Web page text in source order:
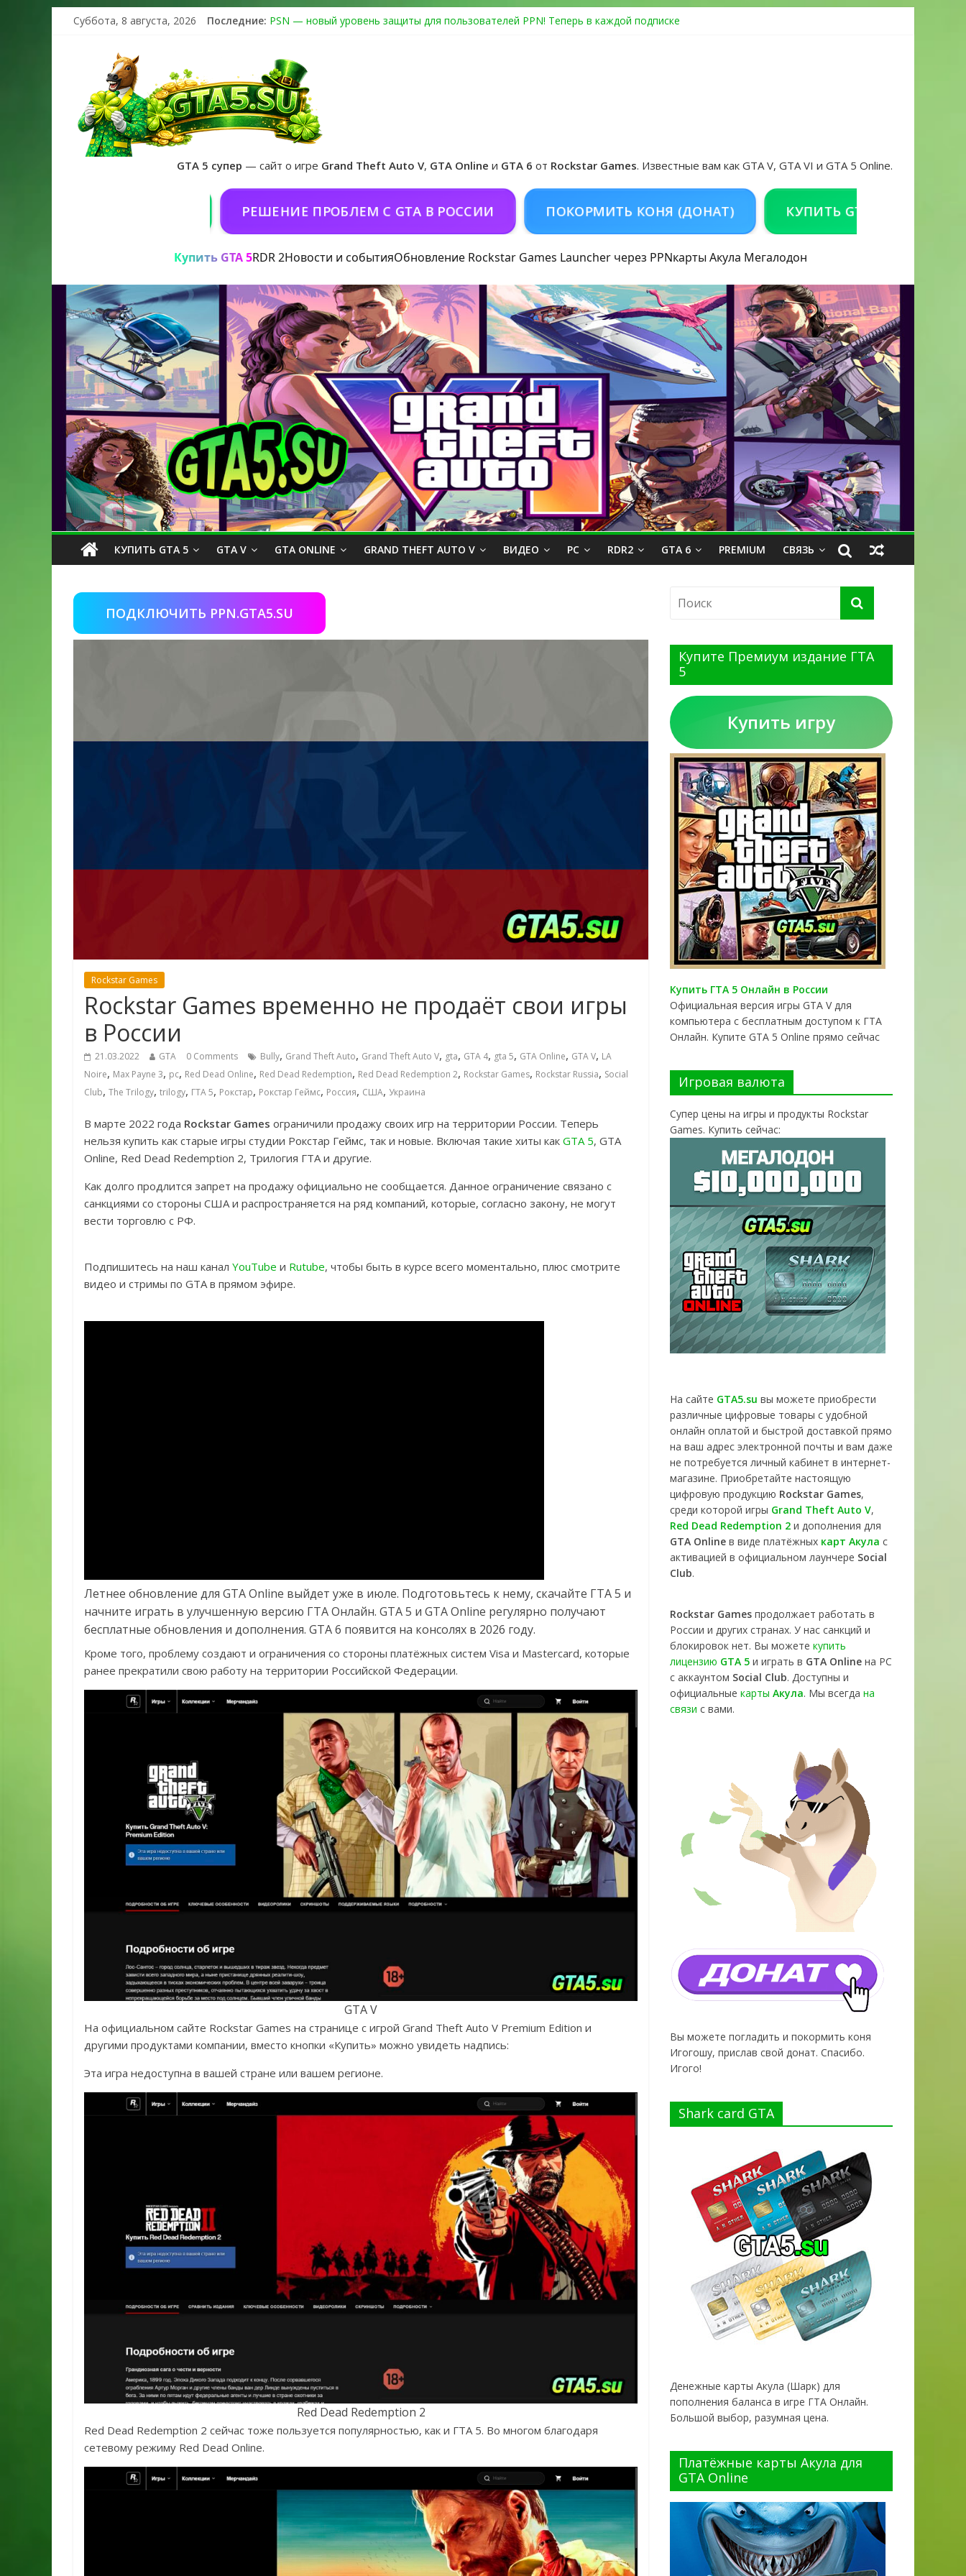
Суббота, 8 августа, 2026 Последние: PSN — новый уровень защиты для пользователей PPN! Теперь в каждой подписке
Получайте особые награды в GTA Online по программе Fine Art Collector
GTA 6 официальная обложка игры и Предзаказ Grand Theft Auto VI
GTA 5 супер — сайт о игре Grand Theft Auto V, GTA Online и GTA 6 от Rockstar Games. Известные вам как GTA V, GTA VI и GTA 5 Online.
РЕШЕНИЕ ПРОБЛЕМ С GTA В РОССИИ ПОКОРМИТЬ КОНЯ (ДОНАТ) КУПИТЬ GTA 5 ONLINE НА PC
Купить GTA 5RDR 2Новости и событияОбновление Rockstar Games Launcher через PPNкарты Акула Мегалодон
КУПИТЬ GTA 5 GTA V GTA ONLINE GRAND THEFT AUTO V ВИДЕО PC RDR2 GTA 6 PREMIUM СВЯЗЬ
ПОДКЛЮЧИТЬ PPN.GTA5.SU
Rockstar Games
Rockstar Games временно не продаёт свои игры
в России
21.03.2022 GTA 0 Comments Bully, Grand Theft Auto, Grand Theft Auto V, gta, GTA 4, gta 5, GTA Online, GTA V, LA
Noire, Max Payne 3, pc, Red Dead Online, Red Dead Redemption, Red Dead Redemption 2, Rockstar Games, Rockstar Russia, Social
Club, The Trilogy, trilogy, ГТА 5, Рокстар, Рокстар Геймс, Россия, США, Украина
В марте 2022 года Rockstar Games ограничили продажу своих игр на территории России. Теперь
нельзя купить как старые игры студии Рокстар Геймс, так и новые. Включая такие хиты как GTA 5, GTA
Online, Red Dead Redemption 2, Трилогия ГТА и другие.
Как долго продлится запрет на продажу официально не сообщается. Данное ограничение связано с
санкциями со стороны США и распространяется на ряд компаний, которые, согласно закону, не могут
вести торговлю с РФ.
Подпишитесь на наш канал YouTube и Rutube, чтобы быть в курсе всего моментально, плюс смотрите
видео и стримы по GTA в прямом эфире.
Летнее обновление для GTA Online выйдет уже в июле. Подготовьтесь к нему, скачайте ГТА 5 и
начните играть в улучшенную версию ГТА Онлайн. GTA 5 и GTA Online регулярно получают
бесплатные обновления и дополнения. GTA 6 появится на консолях в 2026 году.
Кроме того, проблему создают и ограничения со стороны платёжных систем Visa и Mastercard, которые
ранее прекратили свою работу на территории Российской Федерации.
GTA V
На официальном сайте Rockstar Games на странице с игрой Grand Theft Auto V Premium Edition и
другими продуктами компании, вместо кнопки «Купить» можно увидеть надпись:
Эта игра недоступна в вашей стране или вашем регионе.
Red Dead Redemption 2
Red Dead Redemption 2 сейчас тоже пользуется популярностью, как и ГТА 5. Во многом благодаря
сетевому режиму Red Dead Online.
Купите Премиум издание ГТА
5
Купить игру
Купить ГТА 5 Онлайн в России
Официальная версия игры GTA V для
компьютера с бесплатным доступом к ГТА
Онлайн. Купите GTA 5 Online прямо сейчас
Игровая валюта
Супер цены на игры и продукты Rockstar
Games. Купить сейчас:
На сайте GTA5.su вы можете приобрести
различные цифровые товары с удобной
онлайн оплатой и быстрой доставкой прямо
на ваш адрес электронной почты и вам даже
не потребуется личный кабинет в интернет-
магазине. Приобретайте настоящую
цифровую продукцию Rockstar Games,
среди которой игры Grand Theft Auto V,
Red Dead Redemption 2 и дополнения для
GTA Online в виде платёжных карт Акула с
активацией в официальном лаунчере Social
Club.
Rockstar Games продолжает работать в
России и других странах. У нас санкций и
блокировок нет. Вы можете купить
лицензию GTA 5 и играть в GTA Online на PC
с аккаунтом Social Club. Доступны и
официальные карты Акула. Мы всегда на
связи с вами.
Вы можете погладить и покормить коня
Игогошу, прислав свой донат. Спасибо.
Игого!
Shark card GTA
Денежные карты Акула (Шарк) для
пополнения баланса в игре ГТА Онлайн.
Большой выбор, разумная цена.
Платёжные карты Акула для
GTA Online